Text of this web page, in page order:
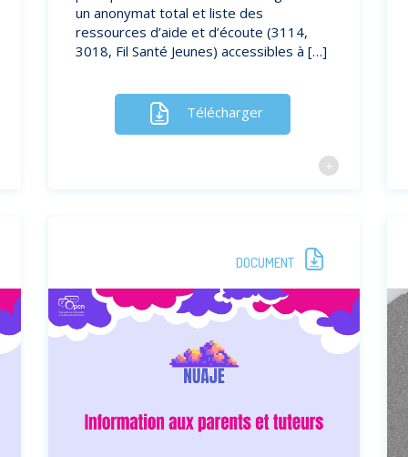
un anonymat total et liste des
ressources d’aide et d’écoute (3114,
3018, Fil Santé Jeunes) accessibles à […]
Télécharger
DOCUMENT